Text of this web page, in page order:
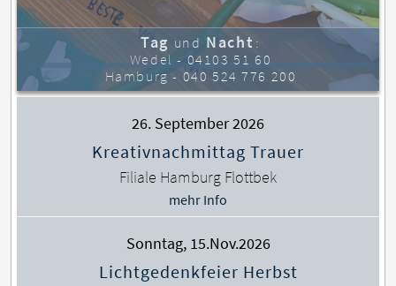
Tag und Nacht :
Wedel - 04103 51 60
Hamburg - 040 524 776 200
26. September 2026
Kreativnachmittag Trauer
Filiale Hamburg Flottbek
mehr Info
Sonntag, 15.Nov.2026
Lichtgedenkfeier Herbst